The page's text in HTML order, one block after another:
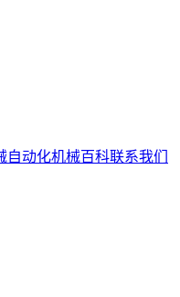
自动化机械百科联系我们